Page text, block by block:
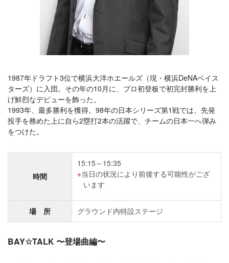
1987年ドラフト3位で横浜大洋ホエールズ（現・横浜DeNAベイス
ターズ）に入団。その年の10月に、プロ初登板で初完封勝利を上
げ鮮烈なデビューを飾った。
1993年、最多勝利を獲得。98年の日本シリーズ第1戦では、先発
投手を務めた上に自ら2塁打2本の活躍で、チームの日本一へ弾み
をつけた。
時間
15:15～15:35
当日の状況により前後する可能性がござ
います
場 所 グラウンド内特設ステージ
BAY☆TALK 〜登場曲編〜